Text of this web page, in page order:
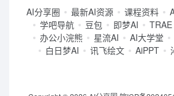
AI分享圈 最新AI资源 课程资料
学吧导航
豆包 即梦AI TRAE
办公小浣熊
星流AI AI大学堂
白日梦AI
讯飞绘文 AiPPT